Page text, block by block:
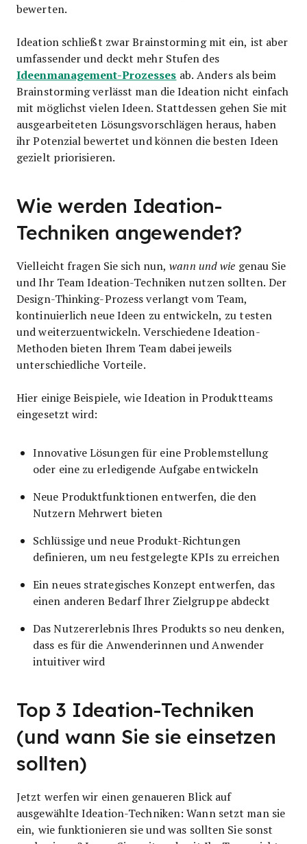
bewerten.
Ideation schließt zwar Brainstorming mit ein, ist aber
umfassender und deckt mehr Stufen des
Ideenmanagement-Prozesses ab. Anders als beim
Brainstorming verlässt man die Ideation nicht einfach
mit möglichst vielen Ideen. Stattdessen gehen Sie mit
ausgearbeiteten Lösungsvorschlägen heraus, haben
ihr Potenzial bewertet und können die besten Ideen
gezielt priorisieren.
Wie werden Ideation-
Techniken angewendet?
Vielleicht fragen Sie sich nun,wann und wie genau Sie
und Ihr Team Ideation-Techniken nutzen sollten. Der
Design-Thinking-Prozess verlangt vom Team,
kontinuierlich neue Ideen zu entwickeln, zu testen
und weiterzuentwickeln. Verschiedene Ideation-
Methoden bieten Ihrem Team dabei jeweils
unterschiedliche Vorteile.
Hier einige Beispiele, wie Ideation in Produktteams
eingesetzt wird:
Innovative Lösungen für eine Problemstellung
oder eine zu erledigende Aufgabe entwickeln
Neue Produktfunktionen entwerfen, die den
Nutzern Mehrwert bieten
Schlüssige und neue Produkt-Richtungen
definieren, um neu festgelegte KPIs zu erreichen
Ein neues strategisches Konzept entwerfen, das
einen anderen Bedarf Ihrer Zielgruppe abdeckt
Das Nutzererlebnis Ihres Produkts so neu denken,
dass es für die Anwenderinnen und Anwender
intuitiver wird
Top 3 Ideation-Techniken
(und wann Sie sie einsetzen
sollten)
Jetzt werfen wir einen genaueren Blick auf
ausgewählte Ideation-Techniken: Wann setzt man sie
ein, wie funktionieren sie und was sollten Sie sonst